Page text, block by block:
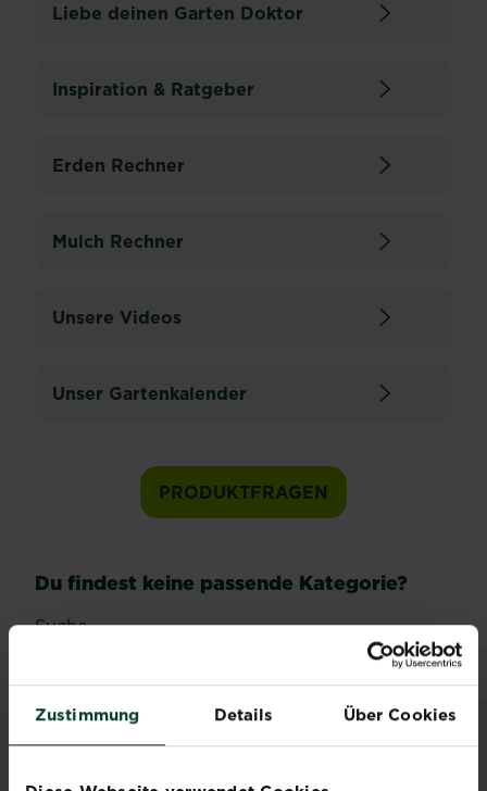
Zustimmung Details Über Cookies
Liebe deinen Garten Doktor
Inspiration & Ratgeber
Erden Rechner
Mulch Rechner
Unsere Videos
Unser Gartenkalender
PRODUKTFRAGEN
Du findest keine passende Kategorie?
Suche
Ruf uns an